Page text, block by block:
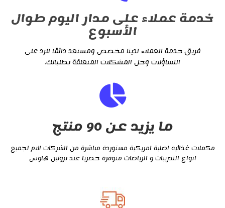
خدمة عملاء على مدار اليوم طوال
الأسبوع
فريق خدمة العملاء لدينا مخصص ومستعد دائمًا للرد على
التساؤلات وحل المشكلات المتعلقة بطلباتك.
ما يزيد عن 90 منتج
مكملات غذائية اصلية امريكية مستوردة مباشرة من الشركات الام لجميع
انواع التدريبات و الرياضات متوفرة حصريا عند بروتين هاوس